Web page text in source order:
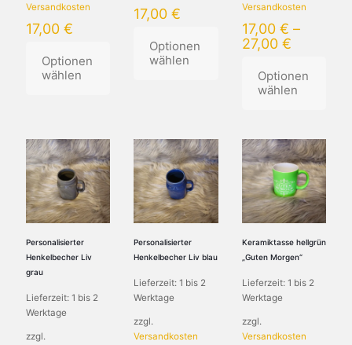
Versandkosten
17,00 €
Optionen
wählen
weist
mehrere
Varianten
auf.
Die
Optionen
können
auf
der
Produktseite
werden
17,00€
Optionen
wählen
mehrere
Varianten
auf.
Die
Optionen
können
auf
der
Produktseite
werden
Versandkosten
17,00 € –
27,00 €
Optionen
wählen
Produkt
weist
mehrere
Varianten
auf.
Die
Optionen
können
auf
Produktseite
gewählt
werden
Personalisierter
Henkelbecher Liv
grau
Lieferzeit: 1 bis 2
Werktage
zzgl.
Personalisierter
Henkelbecher Liv blau
Lieferzeit:1 bis 2
Werktage
zzgl.
Versandkosten
Keramiktasse hellgrün
„Guten Morgen“
Lieferzeit: 1 bis 2
Werktage
zzgl.
Versandkosten